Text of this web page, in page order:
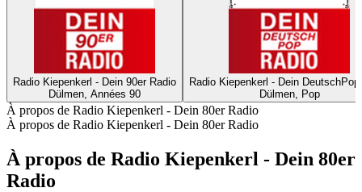
Radio Kiepenkerl - Dein 90er Radio
Dülmen, Années 90
Radio Kiepenkerl - Dein DeutschPop
Dülmen, Pop
À propos de Radio Kiepenkerl - Dein 80er Radio
À propos de Radio Kiepenkerl - Dein 80er Radio
À propos de Radio Kiepenkerl - Dein 80er
Radio